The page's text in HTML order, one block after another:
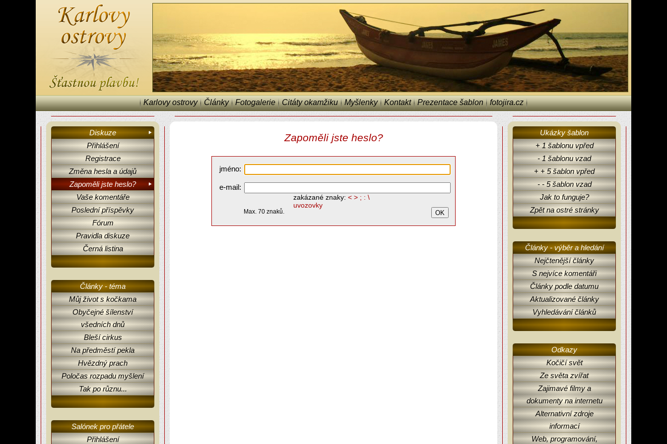
Karlovy ostrovy Články Fotogalerie Citáty okamžiku Myšlenky Kontakt Prezentace šablon fotojira.cz
Diskuze
Přihlášení
Registrace
Změna hesla a údajů
Zapoměli jste heslo?
Vaše komentáře
Poslední příspěvky
Fórum
Pravidla diskuze
Černá listina
Články - téma
Můj život s kočkama
Obyčejné šílenství
všedních dnů
Bleší cirkus
Na předměstí pekla
Hvězdný prach
Poločas rozpadu myšlení
Tak po různu...
Salónek pro přátele
Přihlášení
Zapoměli jste heslo?
jméno:
e-mail:
zakázané znaky: < > ; : \
uvozovky
Max. 70 znaků.
Ukázky šablon
+ 1 šablonu vpřed
- 1 šablonu vzad
+ + 5 šablon vpřed
- - 5 šablon vzad
Jak to funguje?
Zpět na ostré stránky
Články - výběr a hledání
Nejčtenější články
S nejvíce komentáři
Články podle datumu
Aktualizované články
Vyhledávání článků
Odkazy
Kočičí svět
Ze světa zvířat
Zajimavé filmy a
dokumenty na internetu
Alternativní zdroje
informací
Web, programování,